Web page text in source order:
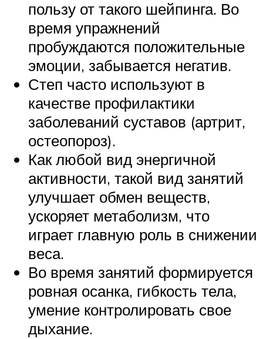
пользу от такого шейпинга. Во
время упражнений
пробуждаются положительные
эмоции, забывается негатив.
Степ часто используют в
качестве профилактики
заболеваний суставов (артрит,
остеопороз).
Как любой вид энергичной
активности, такой вид занятий
улучшает обмен веществ,
ускоряет метаболизм, что
играет главную роль в снижении
веса.
Во время занятий формируется
ровная осанка, гибкость тела,
умение контролировать свое
дыхание.